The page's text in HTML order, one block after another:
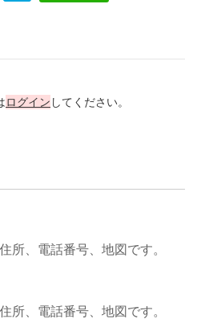
ログイン してください。
所、電話番号、地図です。
所、電話番号、地図です。